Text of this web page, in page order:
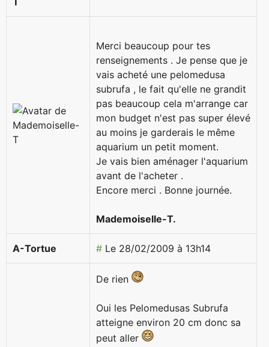
Merci beaucoup pour tes
renseignements . Je pense que je
vais acheté une pelomedusa
subrufa , le fait qu'elle ne grandit
pas beaucoup cela m'arrange car
mon budget n'est pas super élevé
au moins je garderais le même
aquarium un petit moment.
Je vais bien aménager l'aquarium
avant de l'acheter .
Encore merci . Bonne journée.
Mademoiselle-T.
A-Tortue # Le 28/02/2009 à 13h14
De rien
Oui les Pelomedusas Subrufa
atteigne environ 20 cm donc sa
peut aller